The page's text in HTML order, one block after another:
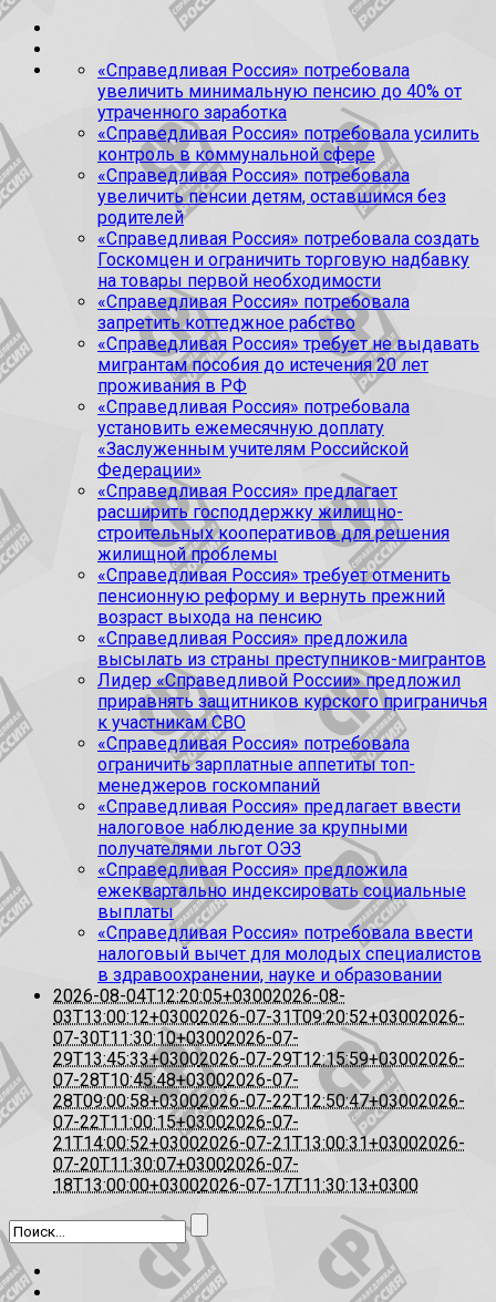
«Справедливая Россия» потребовала
увеличить минимальную пенсию до 40% от
утраченного заработка
«Справедливая Россия» потребовала усилить
контроль в коммунальной сфере
«Справедливая Россия» потребовала
увеличить пенсии детям, оставшимся без
родителей
«Справедливая Россия» потребовала создать
Госкомцен и ограничить торговую надбавку
на товары первой необходимости
«Справедливая Россия» потребовала
запретить коттеджное рабство
«Справедливая Россия» требует не выдавать
мигрантам пособия до истечения 20 лет
проживания в РФ
«Справедливая Россия» потребовала
установить ежемесячную доплату
«Заслуженным учителям Российской
Федерации»
«Справедливая Россия» предлагает
расширить господдержку жилищно-
строительных кооперативов для решения
жилищной проблемы
«Справедливая Россия» требует отменить
пенсионную реформу и вернуть прежний
возраст выхода на пенсию
«Справедливая Россия» предложила
высылать из страны преступников-мигрантов
Лидер «Справедливой России» предложил
приравнять защитников курского приграничья
к участникам СВО
«Справедливая Россия» потребовала
ограничить зарплатные аппетиты топ-
менеджеров госкомпаний
«Справедливая Россия» предлагает ввести
налоговое наблюдение за крупными
получателями льгот ОЭЗ
«Справедливая Россия» предложила
ежеквартально индексировать социальные
выплаты
«Справедливая Россия» потребовала ввести
налоговый вычет для молодых специалистов
в здравоохранении, науке и образовании
2026-08-04T12:20:05+03002026-08-
03T13:00:12+03002026-07-31T09:20:52+03002026-
07-30T11:30:10+03002026-07-
29T13:45:33+03002026-07-29T12:15:59+03002026-
07-28T10:45:48+03002026-07-
28T09:00:58+03002026-07-22T12:50:47+03002026-
07-22T11:00:15+03002026-07-
21T14:00:52+03002026-07-21T13:00:31+03002026-
07-20T11:30:07+03002026-07-
18T13:00:00+03002026-07-17T11:30:13+0300